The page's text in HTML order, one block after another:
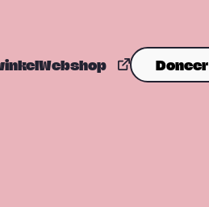
Webshop Doneer